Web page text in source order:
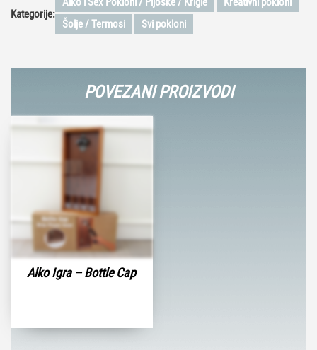
Kategorije:
Šolje / Termosi
Svi pokloni
POVEZANI PROIZVODI
Alko Igra – Bottle Cap